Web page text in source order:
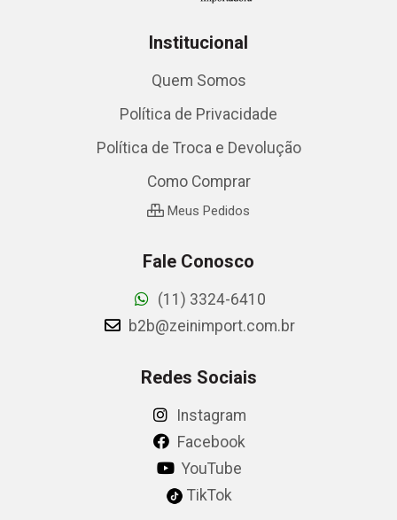
Institucional
Quem Somos
Política de Privacidade
Política de Troca e Devolução
Como Comprar
Meus Pedidos
Fale Conosco
(11) 3324-6410
b2b@zeinimport.com.br
Redes Sociais
Instagram
Facebook
YouTube
TikTok